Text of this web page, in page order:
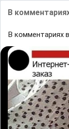
В
В комментариях